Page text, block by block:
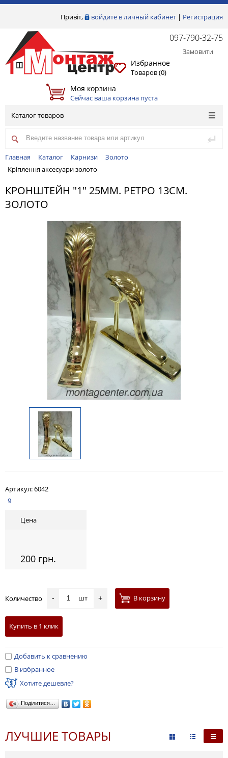
Привіт, войдите в личный кабинет | Регистрация
097-790-32-75
Замовити
Избранное
Товаров (0)
Моя корзина
Сейчас ваша корзина пуста
Каталог товаров
Главная Каталог Карнизи
Золото
Кріплення аксесуари золото
КРОНШТЕЙН "1" 25ММ. РЕТРО 13СМ.
ЗОЛОТО
Артикул:6042
9
Цена
200 грн.
Количество - шт + В корзину
Купить в 1 клик
Добавить к сравнению
В избранное
Хотите дешевле?
Поділитися…
ЛУЧШИЕ ТОВАРЫ